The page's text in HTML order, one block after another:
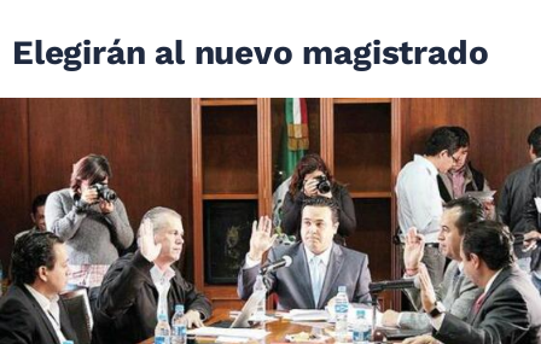
Elegirán al nuevo magistrado